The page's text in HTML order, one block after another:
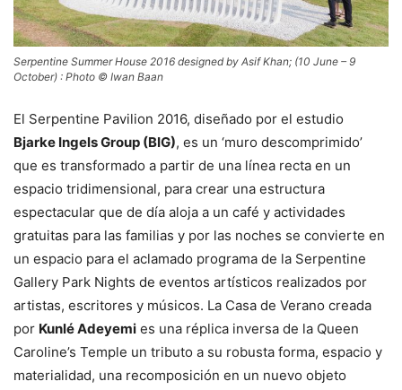
Serpentine Summer House 2016 designed by Asif Khan; (10 June – 9
October) : Photo © Iwan Baan
El Serpentine Pavilion 2016, diseñado por el estudio
Bjarke Ingels Group (BIG), es un ‘muro descomprimido’
que es transformado a partir de una línea recta en un
espacio tridimensional, para crear una estructura
espectacular que de día aloja a un café y actividades
gratuitas para las familias y por las noches se convierte en
un espacio para el aclamado programa de la Serpentine
Gallery Park Nights de eventos artísticos realizados por
artistas, escritores y músicos. La Casa de Verano creada
por Kunlé Adeyemi es una réplica inversa de la Queen
Caroline’s Temple un tributo a su robusta forma, espacio y
materialidad, una recomposición en un nuevo objeto